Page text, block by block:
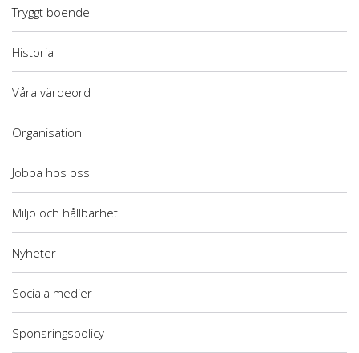
Tryggt boende
Historia
Våra värdeord
Organisation
Jobba hos oss
Miljö och hållbarhet
Nyheter
Sociala medier
Sponsringspolicy